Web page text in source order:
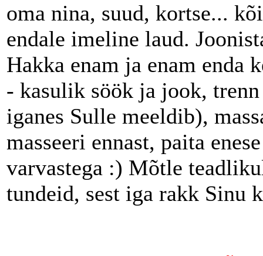
oma nina, suud, kortse...
endale imeline laud.
Hakka enam ja enam enda
- kasulik söök ja jook,
iganes Sulle meeldib),
masseeri ennast, paita
varvastega :) Mõtle
tundeid, sest iga rakk Sinu